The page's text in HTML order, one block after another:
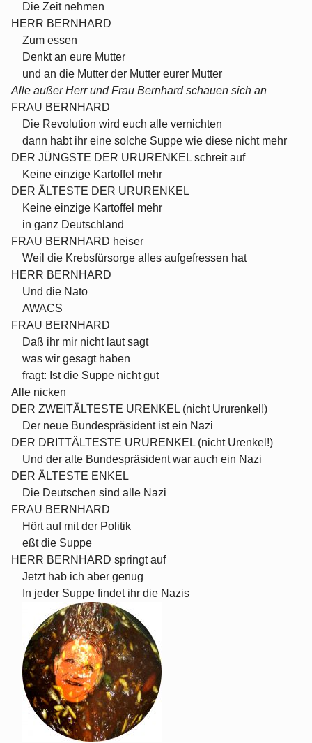
Die Zeit nehmen
HERR BERNHARD
Zum essen
Denkt an eure Mutter
und an die Mutter der Mutter eurer Mutter
Alle außer Herr und Frau Bernhard schauen sich an
FRAU BERNHARD
Die Revolution wird euch alle vernichten
dann habt ihr eine solche Suppe wie diese nicht mehr
DER JÜNGSTE DER URURENKEL schreit auf
Keine einzige Kartoffel mehr
DER ÄLTESTE DER URURENKEL
Keine einzige Kartoffel mehr
in ganz Deutschland
FRAU BERNHARD heiser
Weil die Krebsfürsorge alles aufgefressen hat
HERR BERNHARD
Und die Nato
AWACS
FRAU BERNHARD
Daß ihr mir nicht laut sagt
was wir gesagt haben
fragt: Ist die Suppe nicht gut
Alle nicken
DER ZWEITÄLTESTE URENKEL (nicht Ururenkel!)
Der neue Bundespräsident ist ein Nazi
DER DRITTÄLTESTE URURENKEL (nicht Urenkel!)
Und der alte Bundespräsident war auch ein Nazi
DER ÄLTESTE ENKEL
Die Deutschen sind alle Nazi
FRAU BERNHARD
Hört auf mit der Politik
eßt die Suppe
HERR BERNHARD springt auf
Jetzt hab ich aber genug
In jeder Suppe findet ihr die Nazis